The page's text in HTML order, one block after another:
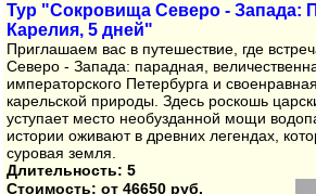
Тур "Сокровища Северо - Запада:
Карелия, 5 дней"
Приглашаем вас в путешествие, где
Северо - Запада: парадная,
императорского Петербурга и
карельской природы. Здесь роскошь
уступает место необузданной мощи
истории оживают в древних легендах,
суровая земля.
Длительность: 5
Стоимость: от 46650 руб.